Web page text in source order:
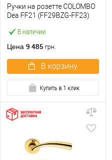
В наличии
Ручки на розетте COLOMBO
Dea FF21 (FF29BZG-FF23)
Цена 9 485 грн.
В корзину
Купить в 1 клик